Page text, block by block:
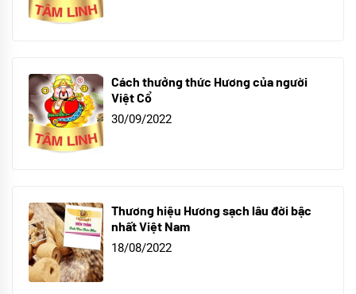
Cách thưởng thức Hương của người
Việt Cổ
30/09/2022
Thương hiệu Hương sạch lâu đời bậc
nhất Việt Nam
18/08/2022